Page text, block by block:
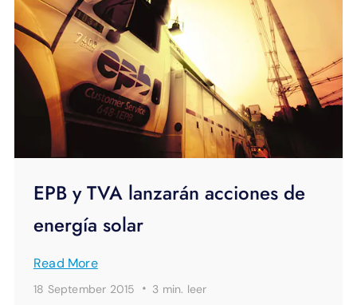
EPB y TVA lanzarán acciones de
energía solar
Read More
18 September 2015 · 3 min. leer